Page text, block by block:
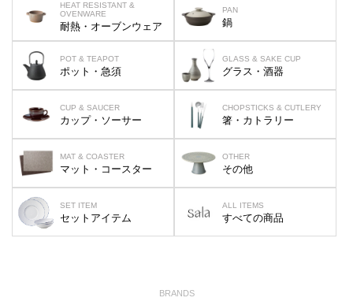
HEAT RESISTANT &
OVENWARE
耐熱・オーブンウェア
PAN
鍋
POT & TEAPOT
ポット・急須
GLASS & SAKE CUP
グラス・酒器
CUP & SAUCER
カップ・ソーサー
CHOPSTICKS & CUTLERY
箸・カトラリー
MAT & COASTER
マット・コースター
OTHER
その他
SET ITEM
セットアイテム
ALL ITEMS
すべての商品
BRANDS